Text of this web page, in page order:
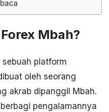
Mbah?
sebuah platform
oleh seorang
akrab dipanggil Mbah.
pengalamannya